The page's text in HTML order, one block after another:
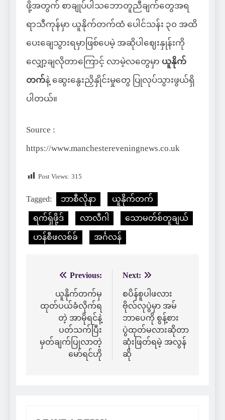
ဖို့အတွက် စာချုပ်ပါသဘောတူညီချက်တွေအရ
ရာသီကုန်မှာ ယူနိုက်တက်ထံ ပေါင်သန်း ၃၀ အထိ
ပေးချေသွားရမှာဖြစ်ပေမဲ့ အဆိုပါဈေးနှုန်းကို
လျှော့ချလိုတာကြောင့် လာမဲ့လတွေမှာ ယူနိုက်
တက်နဲ့ ဆွေးနွေးညှိနှိုင်းမှုတွေ ပြုလုပ်သွားဖွယ်ရှိ
ပါတယ်။
Source :
https://www.manchestereveningnews.co.uk
Post Views: 315
Tagged: ဘာစီလိုနာ ယူနိုက်တက်
ရက်ရှ်ဖို့ဒ် လာလီဂါ သောမတ်စ်တူချယ်
ဟန်စီဖလစ်ခ် အင်္ဂလန်
navigation
Previous:
ယူနိုက်တက်မှ
ထုတ်ပယ်ခံလိုက်ရ
တဲ့ အာမိုရင်နဲ့
ပတ်သက်ပြီး
မှတ်ချက်ပြုလာတဲ့
မော်ရင်ဟို
Next:
စပိန်စူပါဖလား
ဗိုလ်လုပွဲမှာ အမ်
ဘာပေကို စွန့်စား
ပွဲထုတ်မလားဆိုတာ
ဆုံးဖြတ်ရမဲ့ အလွန်
ဆို